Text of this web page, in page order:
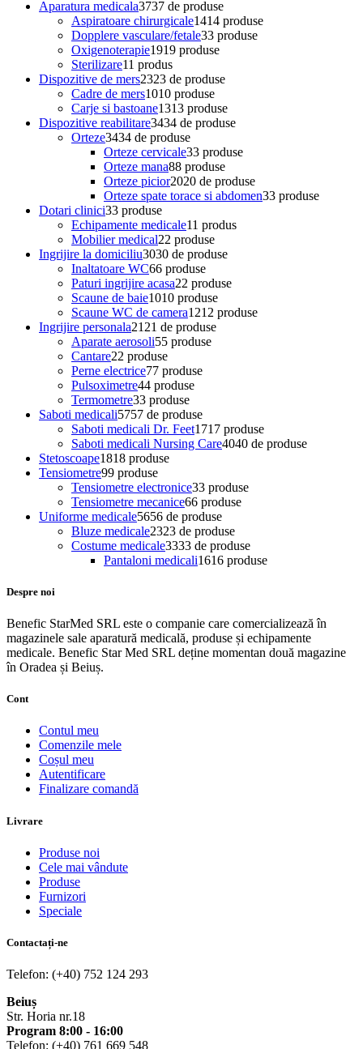
Aparatura medicala3737 de produse
Aspiratoare chirurgicale1414 produse
Dopplere vasculare/fetale33 produse
Oxigenoterapie1919 produse
Sterilizare11 produs
Dispozitive de mers2323 de produse
Cadre de mers1010 produse
Carje si bastoane1313 produse
Dispozitive reabilitare3434 de produse
Orteze3434 de produse
Orteze cervicale33 produse
Orteze mana88 produse
Orteze picior2020 de produse
Orteze spate torace si abdomen33 produse
Dotari clinici33 produse
Echipamente medicale11 produs
Mobilier medical22 produse
Ingrijire la domiciliu3030 de produse
Inaltatoare WC66 produse
Paturi ingrijire acasa22 produse
Scaune de baie1010 produse
Scaune WC de camera1212 produse
Ingrijire personala21 21 de produse
Aparate aerosoli55 produse
Cantare22 produse
Perne electrice77 produse
Pulsoximetre44 produse
Termometre33 produse
Saboti medicali5757 de produse
Saboti medicali Dr. Feet1717 produse
Saboti medicali Nursing Care4040 de produse
Stetoscoape1818 produse
Tensiometre99 produse
Tensiometre electronice33 produse
Tensiometre mecanice66 produse
Uniforme medicale5656 de produse
Bluze medicale2323 de produse
Costume medicale3333 de produse
Pantaloni medicali1616 produse
Despre noi
Benefic StarMed SRL este o companie care comercializează în
magazinele sale aparatură medicală, produse și echipamente
medicale. Benefic Star Med SRL deține momentan două magazine
în Oradea și Beiuș.
Cont
Contul meu
Comenzile mele
Coșul meu
Autentificare
Finalizare comandă
Livrare
Produse noi
Cele mai vândute
Produse
Furnizori
Speciale
Contactați-ne
Telefon: (+40) 752 124 293
Beiuș
Str. Horia nr.18
Program 8:00 - 16:00
Telefon: (+40) 761 669 548